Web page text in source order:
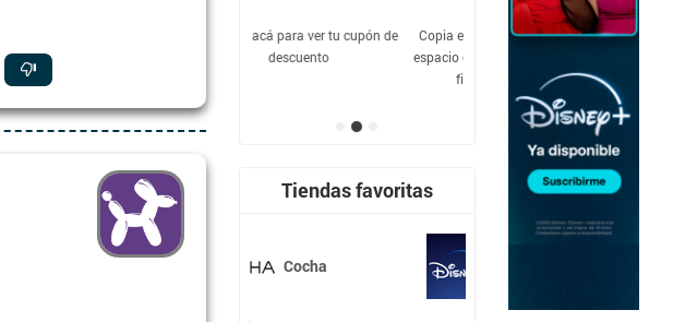
Dale clic acá para ver tu cupón de
Copia este cupón y pégalo en el
espacio correspondiente antes de
Tiendas favoritas